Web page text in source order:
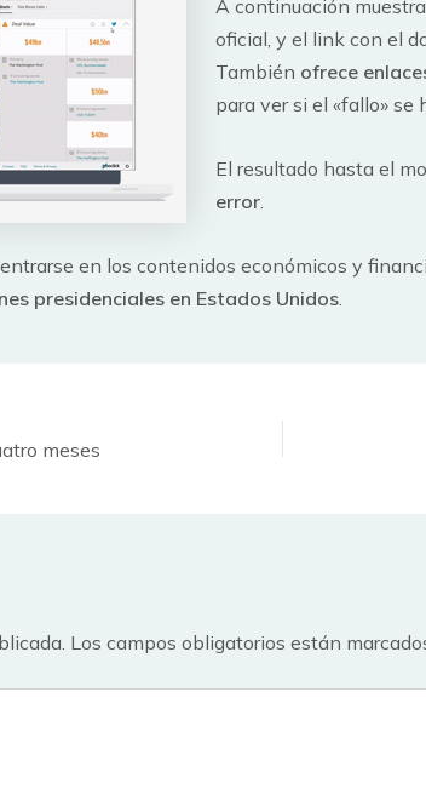
A continuación
oficial, y el link con el
También ofrece
para ver si el «fallo» se
El resultado hasta el
error
en los contenidos económicos y
presidenciales en Estados Unidos
meses
Los campos obligatorios están